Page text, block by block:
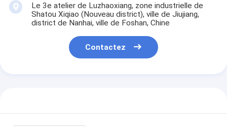
Le 3e atelier de Luzhaoxiang, zone industrielle de
Shatou Xiqiao (Nouveau district), ville de Jiujiang,
district de Nanhai, ville de Foshan, Chine
Contactez